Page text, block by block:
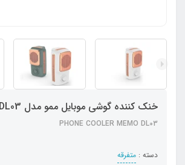
خنک کننده گوشی موبایل ممو مدل DL03
PHONE COOLER MEMO DL03
دسته : متفرقه